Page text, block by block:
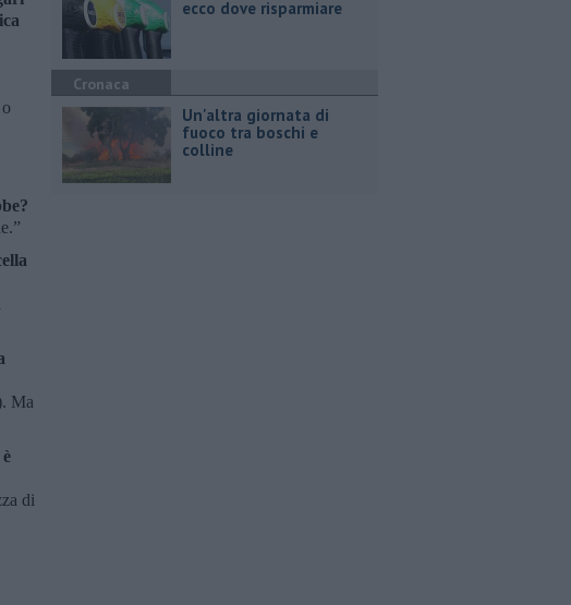
Ma
di
ecco dove risparmiare
Cronaca
Un'altra giornata di
fuoco tra boschi e
colline